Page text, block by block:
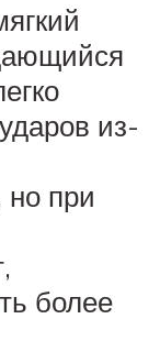
из-
при
более